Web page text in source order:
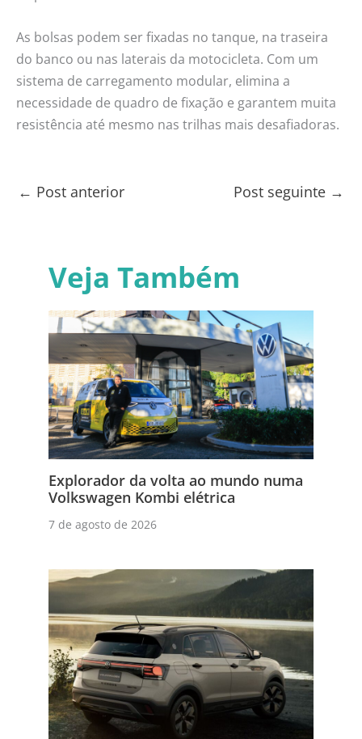
As bolsas podem ser fixadas no tanque, na traseira
do banco ou nas laterais da motocicleta. Com um
sistema de carregamento modular, elimina a
necessidade de quadro de fixação e garantem muita
resistência até mesmo nas trilhas mais desafiadoras.
← Post anterior Post seguinte →
Veja Também
Explorador da volta ao mundo numa
Volkswagen Kombi elétrica
7 de agosto de 2026